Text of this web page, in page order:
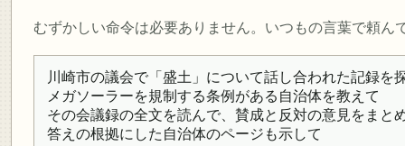
むずかしい命令は必要ありません。いつもの言葉で頼ん
川崎市の議会で「盛土」について話し合われた記録を
メガソーラーを規制する条例がある自治体を教えて
その会議録の全文を読んで、賛成と反対の意見をまと
答えの根拠にした自治体のページも示して